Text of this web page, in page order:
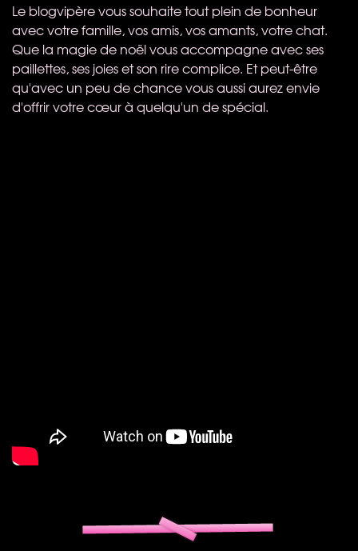
Le blogvipère vous souhaite tout plein de bonheur
avec votre famille, vos amis, vos amants, votre chat.
Que la magie de noël vous accompagne avec ses
paillettes, ses joies et son rire complice. Et peut-être
qu'avec un peu de chance vous aussi aurez envie
d'offrir votre cœur à quelqu'un de spécial.